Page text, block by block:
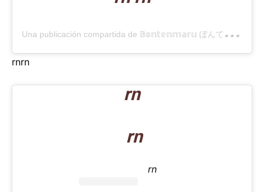
U
na publicación compartida de 𝔹𝕠𝕟𝕥𝕖𝕟𝕞𝕒𝕣𝕦 ぼんてんまる (@bonten._.maru)
rnrn
rn
rn
rn